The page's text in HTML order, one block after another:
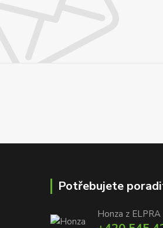
Potřebujete
Honza z ELPRA